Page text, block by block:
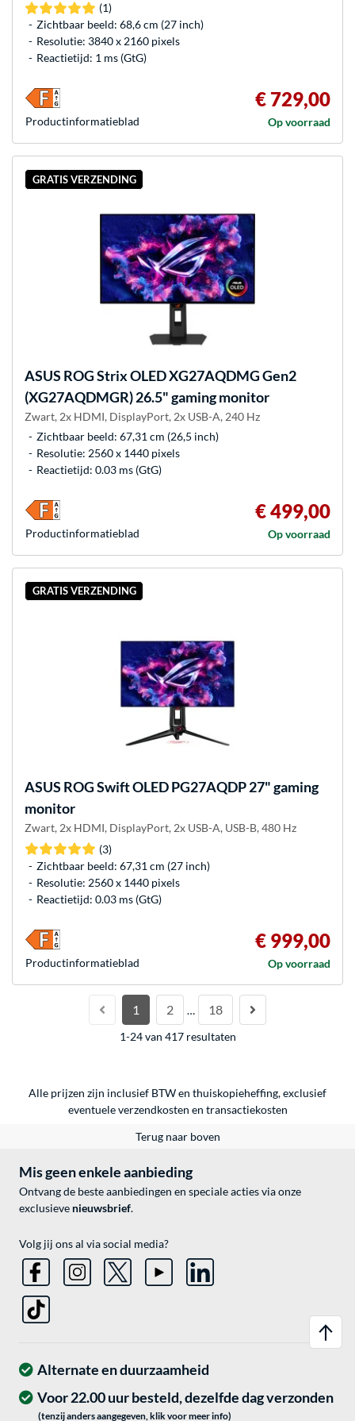
(1)
Zichtbaar beeld: 68,6 cm (27 inch)
Resolutie: 3840 x 2160 pixels
Reactietijd: 1 ms (GtG)
€ 729,00
Op voorraad
Product­informatieblad
GRATIS VERZENDING
ASUS ROG Strix OLED XG27AQDMG Gen2
(XG27AQDMGR) 26.5" gaming monitor
Zwart, 2x HDMI, DisplayPort, 2x USB-A, 240 Hz
Zichtbaar beeld: 67,31 cm (26,5 inch)
Resolutie: 2560 x 1440 pixels
Reactietijd: 0.03 ms (GtG)
€ 499,00
Op voorraad
Product­informatieblad
GRATIS VERZENDING
ASUS ROG Swift OLED PG27AQDP 27" gaming
monitor
Zwart, 2x HDMI, DisplayPort, 2x USB-A, USB-B, 480 Hz
(3)
Zichtbaar beeld: 67,31 cm (27 inch)
Resolutie: 2560 x 1440 pixels
Reactietijd: 0.03 ms (GtG)
€ 999,00
Op voorraad
Product­informatieblad
1 2 … 18
1-24 van 417 resultaten
Alle prijzen zijn inclusief BTW en thuiskopieheffing, exclusief
eventueleverzendkosten en transactiekosten
Terug naar boven
Mis geen enkele aanbieding
Ontvang de beste aanbiedingen en speciale acties via onze
exclusieve nieuwsbrief.
Volg jij ons al via social media?
Alternate en duurzaamheid
Voor 22.00 uur besteld, dezelfde dag verzonden
(tenzij anders aangegeven, klik voor meer info)